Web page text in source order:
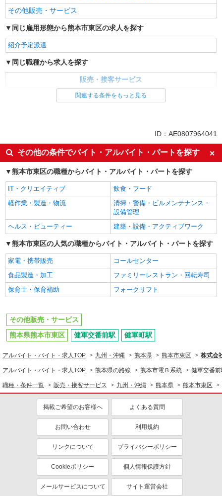
その他販売・サービス
同じ雇用形態から熊本市東区の求人を探す
紹介予定派遣
同じ職種から求人を探す
販売・接客サービス
関連する条件をもっと見る
ID：AE0807964041
その他の条件でバイト・アルバイト・パートを探す
熊本市東区の職種からバイト・アルバイト・パートを探す
IT・クリエイティブ
飲食・フード
軽作業・製造・物流
清掃・警備・ビルメンテナンス・
設備管理
ヘルス・ビューティー
建築・設備・アクティブワーク
熊本市東区の人気の職種からバイト・アルバイト・パートを探す
家電・携帯販売
コールセンター
食品製造・加工
ファミリーレストラン・回転寿司
保育士・保育補助
フォークリフト
その他販売・サービス
熊本県熊本市東区
健軍交番前駅 健軍町駅
アルバイト・バイト・求人TOP 九州・沖縄 熊本県 熊本市東区 株式会
アルバイト・バイト・求人TOP 熊本県の路線 熊本市電Ｂ系統 健軍交番
職種・条件一覧 販売・接客サービス 九州・沖縄 熊本県 熊本市東区
掲載ご希望のお客様へ よくある質問
お問い合わせ 利用規約
リンクについて プライバシーポリシー
Cookieポリシー 個人情報保護方針
メールサービスについて サイト運営会社